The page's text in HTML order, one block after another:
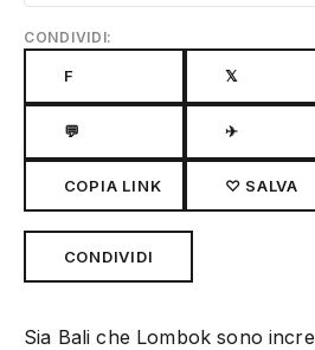
CONDIVIDI:
F 𝕏
💬 ✈
COPIA LINK ♡ SALVA
CONDIVIDI
Sia Bali che Lombok sono